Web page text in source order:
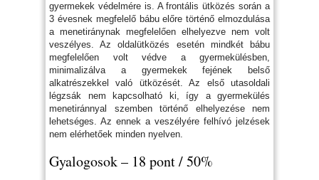
gyermekek védelmére is. A frontális ütközés során a
3 évesnek megfelelő bábu előre történő elmozdulása
a menetiránynak megfelelően elhelyezve nem volt
veszélyes. Az oldalütközés esetén mindkét bábu
megfelelően volt védve a gyermekülésben,
minimalizálva a gyermekek fejének belső
alkatrészekkel való ütközését. Az első utasoldali
légzsák nem kapcsolható ki, így a gyermekülés
menetiránnyal szemben történő elhelyezése nem
lehetséges. Az ennek a veszélyére felhívó jelzések
nem elérhetőek minden nyelven.
Gyalogosok – 18 pont / 50%